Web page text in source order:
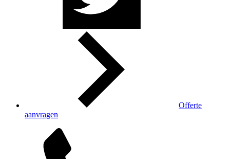
Offerte
aanvragen